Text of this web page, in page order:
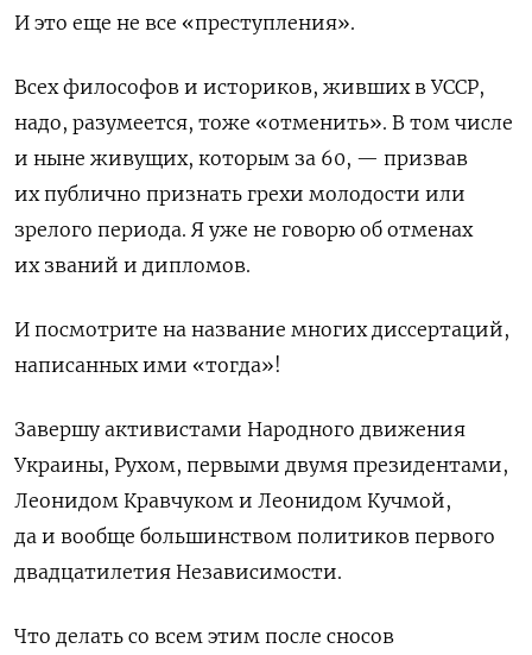
И это еще не все «преступления».
Всех философов и историков, живших в УССР,
надо, разумеется, тоже «отменить». В том числе
и ныне живущих, которым за 60, — призвав
их публично признать грехи молодости или
зрелого периода. Я уже не говорю об отменах
их званий и дипломов.
И посмотрите на название многих диссертаций,
написанных ими «тогда»!
Завершу активистами Народного движения
Украины, Рухом, первыми двумя президентами,
Леонидом Кравчуком и Леонидом Кучмой,
да и вообще большинством политиков первого
двадцатилетия Независимости.
Что делать со всем этим после сносов